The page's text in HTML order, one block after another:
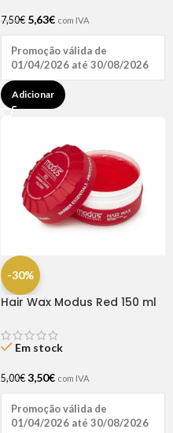
7,50€ 5,63€ com IVA
Promoção válida de
01/04/2026 até 30/08/2026
Adicionar
-30%
Hair Wax Modus Red 150 ml
Em stock
5,00€ 3,50€ com IVA
Promoção válida de
01/04/2026 até 30/08/2026